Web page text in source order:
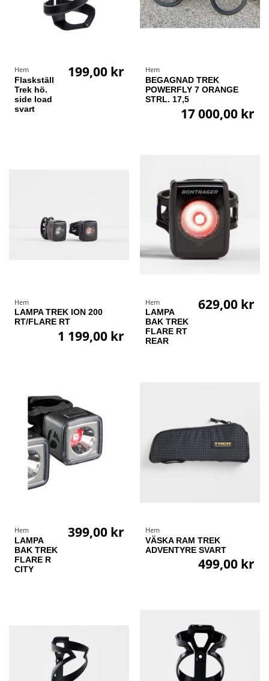
Hem
Flaskställ
Trek hö.
side load
svart
199,00 kr Hem
BEGAGNAD TREK
POWERFLY 7 ORANGE
STRL. 17,5
17 000,00 kr
Hem
LAMPA TREK ION 200
RT/FLARE RT
1 199,00 kr
Hem
LAMPA
BAK TREK
FLARE RT
REAR
629,00 kr
Hem
LAMPA
BAK TREK
FLARE R
CITY
399,00 kr Hem
VÄSKA RAM TREK
ADVENTYRE SVART
499,00 kr